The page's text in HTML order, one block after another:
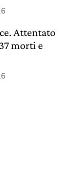
Attentato
morti e